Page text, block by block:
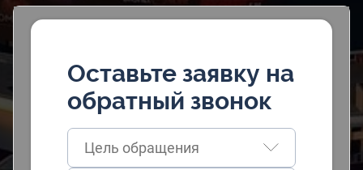
Оставьте заявку на
обратный звонок
Цель обращения